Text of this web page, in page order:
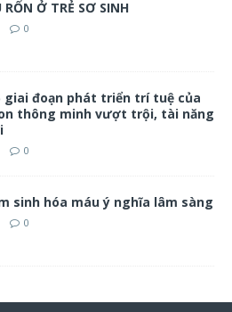
RỐN Ở TRẺ SƠ SINH
0
giai đoạn phát triển trí tuệ của
thông minh vượt trội, tài năng
0
sinh hóa máu ý nghĩa lâm sàng
0